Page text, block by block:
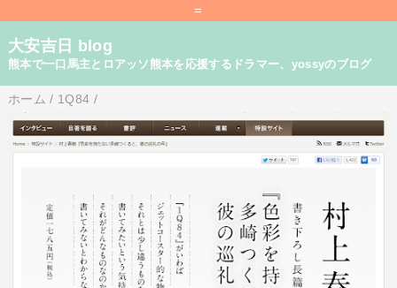
=
大安吉日 blog
熊本で一口馬主とロアッソ熊本を応援するドラマー、yossyのブログ
ホーム / 1Q84 /